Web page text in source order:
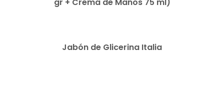
gr + Crema de Manos 75 ml)
Jabón de Glicerina Italia